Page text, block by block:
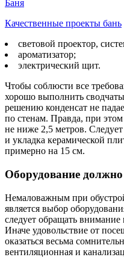
Баня
Качественные проекты бань
световой проектор,
ароматизатор;
электрический щит.
Чтобы соблюсти все
хорошо выполнить
решению конденсат не
по стенам. Правда, при
не ниже 2,5 метров.
и укладка керамической
примерно на 15 см.
Оборудование
Немаловажным при
является выбор
следует обращать внимание
Иначе удовольствие от
оказаться весьма
вентиляционная и